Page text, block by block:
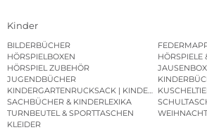
Kinder
BILDERBÜCHER
HÖRSPIELBOXEN
HÖRSPIELE
HÖRSPIEL ZUBEHÖR
JUGENDBÜCHER
KINDERGARTENRUCKSACK |
SACHBÜCHER & KINDERLEXIKA
TURNBEUTEL & SPORTTASCHEN
KLEIDER